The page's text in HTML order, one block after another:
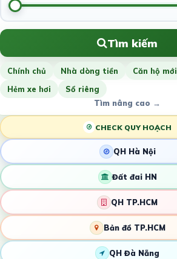
Tìm kiếm
Chính chủ Nhà dòng tiền Căn hộ mới
Hẻm xe hơi
Sổ riêng
Tìm nâng cao →
CHECK QUY HOẠCH
QH Hà Nội
Đất đai HN
QH TP.HCM
Bản đồ TP.HCM
QH Đà Nẵng